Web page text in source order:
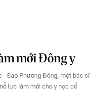
mới Đông y
- Sao Phương Đông, một bác sĩ
lực làm mới cho y học cổ